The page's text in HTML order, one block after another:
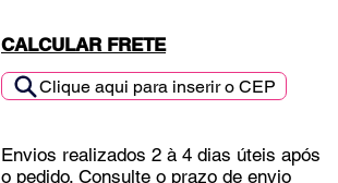
CALCULAR FRETE
Clique aqui para inserir o CEP
Envios realizados 2 à 4 dias úteis após
o pedido. Consulte o prazo de envio